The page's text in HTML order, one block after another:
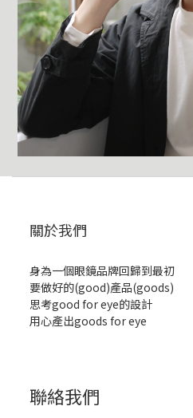
關於我們
身為一個眼鏡品牌回歸到最初
要做好的(good)產品(goods)
思考good for eye的設計
用心產出goods for eye
聯絡我們